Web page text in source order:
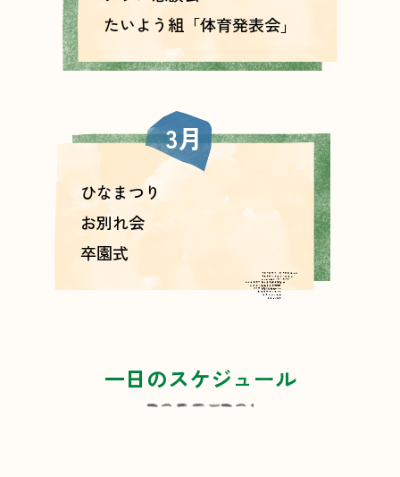
たいよう組「体育発表会」
3月
ひなまつり
お別れ会
卒園式
一日のスケジュール